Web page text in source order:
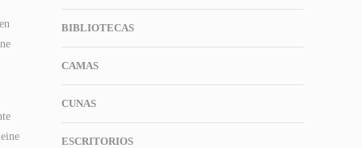
BIBLIOTECAS
CAMAS
CUNAS
ESCRITORIOS